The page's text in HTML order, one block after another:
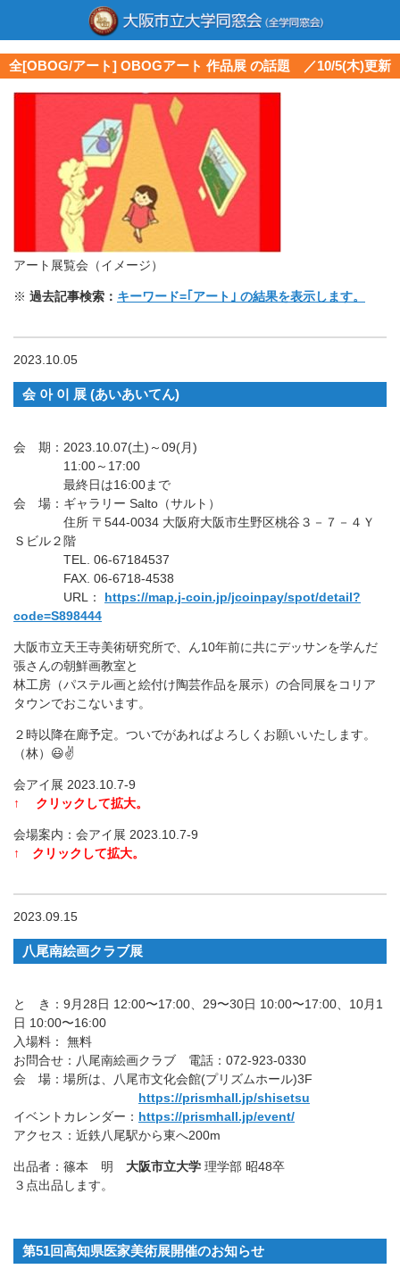
全[OBOG/アート] OBOGアート 作品展 の話題 ／10/5(木)更新
アート展覧会（イメージ）
※ 過去記事検索： キーワード=｢アート｣ の結果を表示します。
2023.10.05
会 아 이 展 (あいあいてん)
会 期：2023.10.07(土)～09(月)
11:00～17:00
最終日は16:00まで
会 場：ギャラリー Salto（サルト）
住所 〒544-0034 大阪府大阪市生野区桃谷３－７－４Ｙ
Ｓビル２階
TEL. 06-67184537
FAX. 06-6718-4538
URL： https://map.j-coin.jp/jcoinpay/spot/detail?
code=S898444
大阪市立天王寺美術研究所で、ん10年前に共にデッサンを学んだ
張さんの朝鮮画教室と
林工房（パステル画と絵付け陶芸作品を展示）の合同展をコリア
タウンでおこないます。
２時以降在廊予定。ついでがあればよろしくお願いいたします。
（林）😃✌️
会アイ展 2023.10.7-9
↑ クリックして拡大。
会場案内：会アイ展 2023.10.7-9
↑ クリックして拡大。
2023.09.15
八尾南絵画クラブ展
と き：9月28日 12:00〜17:00、29〜30日 10:00〜17:00、10月1
日 10:00〜16:00
入場料： 無料
お問合せ：八尾南絵画クラブ 電話：072-923-0330
会 場：場所は、八尾市文化会館(プリズムホール)3F
https://prismhall.jp/shisetsu
イベントカレンダー： https://prismhall.jp/event/
アクセス：近鉄八尾駅から東へ200m
出品者：篠本 明 大阪市立大学 理学部 昭48卒
３点出品します。
第51回高知県医家美術展開催のお知らせ